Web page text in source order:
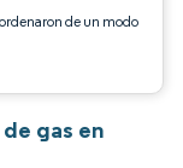
de un modo
gas en